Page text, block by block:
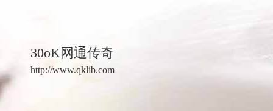
30oK网通传奇
http://www.qklib.com